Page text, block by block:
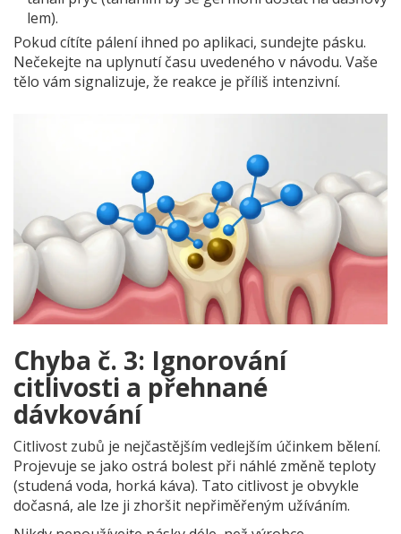
lem).
Pokud cítíte pálení ihned po aplikaci, sundejte pásku.
Nečekejte na uplynutí času uvedeného v návodu. Vaše
tělo vám signalizuje, že reakce je příliš intenzivní.
Chyba č. 3: Ignorování
citlivosti a přehnané
dávkování
Citlivost zubů je nejčastějším vedlejším účinkem bělení.
Projevuje se jako ostrá bolest při náhlé změně teploty
(studená voda, horká káva). Tato citlivost je obvykle
dočasná, ale lze ji zhoršit nepřiměřeným užíváním.